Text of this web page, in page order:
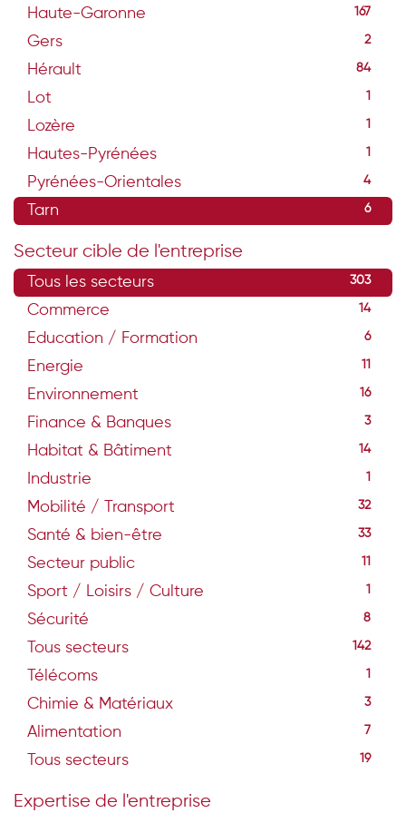
Haute-Garonne 167
Gers 2
Hérault 84
Lot 1
Lozère 1
Hautes-Pyrénées 1
Pyrénées-Orientales 4
Tarn 6
Secteur cible de l'entreprise
Tous les secteurs 303
Commerce 14
Education / Formation 6
Energie 11
Environnement 16
Finance & Banques 3
Habitat & Bâtiment 14
Industrie 1
Mobilité / Transport 32
Santé & bien-être 33
Secteur public 11
Sport / Loisirs / Culture 1
Sécurité 8
Tous secteurs 142
Télécoms 1
Chimie & Matériaux 3
Alimentation 7
Tous secteurs 19
Expertise de l'entreprise